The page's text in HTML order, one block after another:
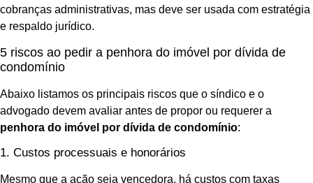
cobranças administrativas, mas deve ser usada com estratégia
e respaldo jurídico.
5 riscos ao pedir a penhora do imóvel por dívida de
condomínio
Abaixo listamos os principais riscos que o síndico e o
advogado devem avaliar antes de propor ou requerer a
penhora do imóvel por dívida de condomínio:
1. Custos processuais e honorários
Mesmo que a ação seja vencedora, há custos com taxas